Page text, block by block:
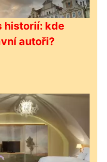
historií: kde
autoři?